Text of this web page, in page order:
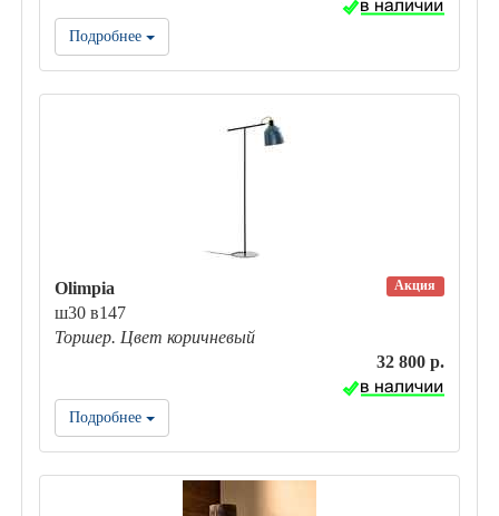
Подробнее
Акция
Olimpia
ш30 в147
Торшер. Цвет коричневый
32 800 р.
Подробнее